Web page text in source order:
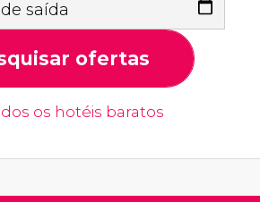
saída
ofertas
os hotéis baratos